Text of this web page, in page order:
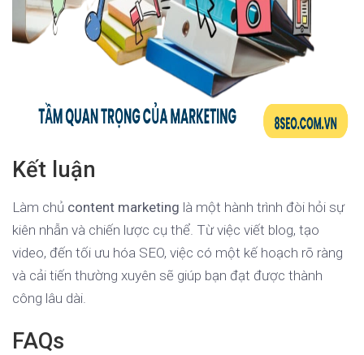
Kết luận
Làm chủ content marketing là một hành trình đòi hỏi sự
kiên nhẫn và chiến lược cụ thể. Từ việc viết blog, tạo
video, đến tối ưu hóa SEO, việc có một kế hoạch rõ ràng
và cải tiến thường xuyên sẽ giúp bạn đạt được thành
công lâu dài.
FAQs